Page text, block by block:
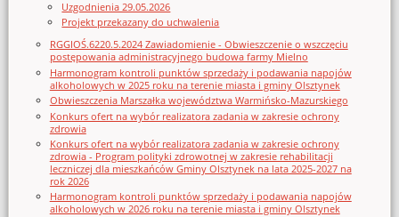
Uzgodnienia 29.05.2026
Projekt przekazany do uchwalenia
RGGIOŚ.6220.5.2024 Zawiadomienie - Obwieszczenie o wszczęciu
postępowania administracyjnego budowa farmy Mielno
Harmonogram kontroli punktów sprzedaży i podawania napojów
alkoholowych w 2025 roku na terenie miasta i gminy Olsztynek
Obwieszczenia Marszałka województwa Warmińsko-Mazurskiego
Konkurs ofert na wybór realizatora zadania w zakresie ochrony
zdrowia
Konkurs ofert na wybór realizatora zadania w zakresie ochrony
zdrowia - Program polityki zdrowotnej w zakresie rehabilitacji
leczniczej dla mieszkańców Gminy Olsztynek na lata 2025-2027 na
rok 2026
Harmonogram kontroli punktów sprzedaży i podawania napojów
alkoholowych w 2026 roku na terenie miasta i gminy Olsztynek